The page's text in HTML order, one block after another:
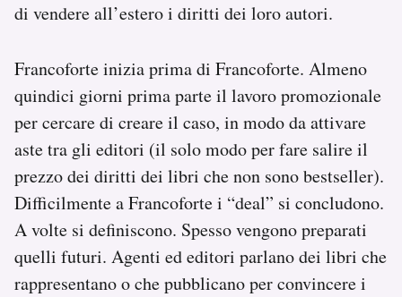
di vendere all’estero i diritti dei loro autori.
Francoforte inizia prima di Francoforte. Almeno
quindici giorni prima parte il lavoro promozionale
per cercare di creare il caso, in modo da attivare
aste tra gli editori (il solo modo per fare salire il
prezzo dei diritti dei libri che non sono bestseller).
Difficilmente a Francoforte i “deal” si concludono.
A volte si definiscono. Spesso vengono preparati
quelli futuri. Agenti ed editori parlano dei libri che
rappresentano o che pubblicano per convincere i